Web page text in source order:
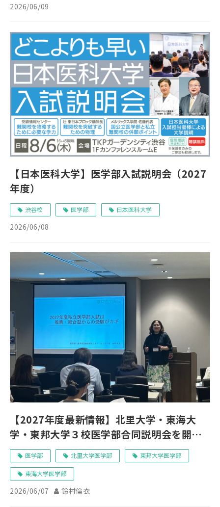
2026/06/09
【日本医科大学】医学部入試説明会（2027
年度）
渋谷校 医学部 日本医科大学
2026/06/08
【2027年度最新情報】北里大学・東海大
学・東邦大学３校医学部合同説明会を開催
しました｜受験情報センターより
医学部 北里大学医学部 東邦大学医学部
東海大学医学部
2026/06/07 鈴村倫衣